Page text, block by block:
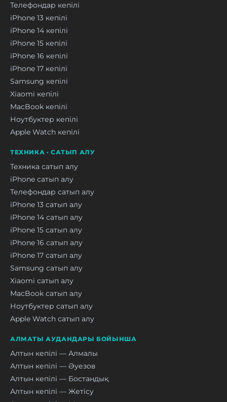
Телефондар кепілі
iPhone 13 кепілі
iPhone 14 кепілі
iPhone 15 кепілі
iPhone 16 кепілі
iPhone 17 кепілі
Samsung кепілі
Xiaomi кепілі
MacBook кепілі
Ноутбуктер кепілі
Apple Watch кепілі
ТЕХНИКА · САТЫП АЛУ
Техника сатып алу
iPhone сатып алу
Телефондар сатып алу
iPhone 13 сатып алу
iPhone 14 сатып алу
iPhone 15 сатып алу
iPhone 16 сатып алу
iPhone 17 сатып алу
Samsung сатып алу
Xiaomi сатып алу
MacBook сатып алу
Ноутбуктер сатып алу
Apple Watch сатып алу
АЛМАТЫ АУДАНДАРЫ БОЙЫНША
Алтын кепілі — Алмалы
Алтын кепілі — Әуезов
Алтын кепілі — Бостандық
Алтын кепілі — Жетісу